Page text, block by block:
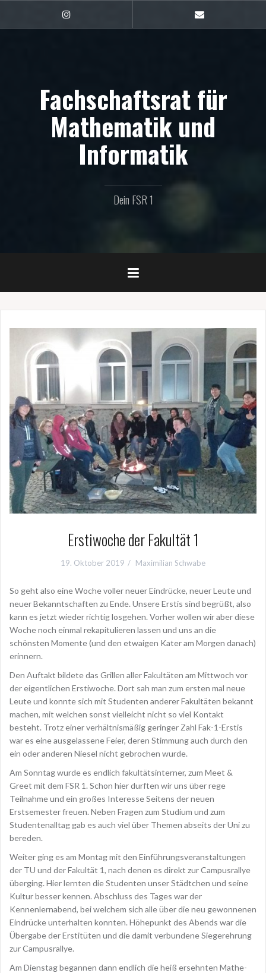
springen
FSR1
auf
E-
Mail
Fachschaftsrat für
Mathematik und
Informatik
Dein FSR 1
Erstiwoche der Fakultät 1
19. Oktober 2019 Maximilian Schwabe
So geht also eine Woche voller neuer Eindrücke, neuer Leute und
neuer Bekanntschaften zu Ende. Unsere Erstis sind begrüßt, also
kann es jetzt wieder richtig losgehen. Vorher wollen wir aber diese
Woche noch einmal rekapitulieren lassen und uns an die
schönsten Momente (und den etwaigen Kater am Morgen danach)
erinnern.
Den Auftakt bildete das Grillen aller Fakultäten am Mittwoch vor
der eigentlichen Erstiwoche. Dort sah man zum ersten mal neue
Leute und konnte sich mit Studenten anderer Fakultäten bekannt
machen, mit welchen sonst vielleicht nicht so viel Kontakt
besteht. Trotz einer verhältnismäßig geringer Zahl Fak-1-Erstis
war es eine ausgelassene Feier, deren Stimmung auch durch den
ein oder anderen Niesel nicht gebrochen wurde.
Am Sonntag wurde es endlich fakultätsinterner, zum Meet &
Greet mit dem FSR 1. Schon hier durften wir uns über rege
Teilnahme und ein großes Interesse Seitens der neuen
Erstsemester freuen. Neben Fragen zum Studium und zum
Studentenalltag gab es auch viel über Themen abseits der Uni zu
bereden.
Weiter ging es am Montag mit den Einführungsveranstaltungen
der TU und der Fakultät 1, nach denen es direkt zur Campusrallye
überging. Hier lernten die Studenten unser Städtchen und seine
Kultur besser kennen. Abschluss des Tages war der
Kennenlernabend, bei welchem sich alle über die neu gewonnenen
Eindrücke unterhalten konnten. Höhepunkt des Abends war die
Übergabe der Erstitüten und die damit verbundene Siegerehrung
zur Campusrallye.
Am Dienstag begannen dann endlich die heiß ersehnten Mathe-